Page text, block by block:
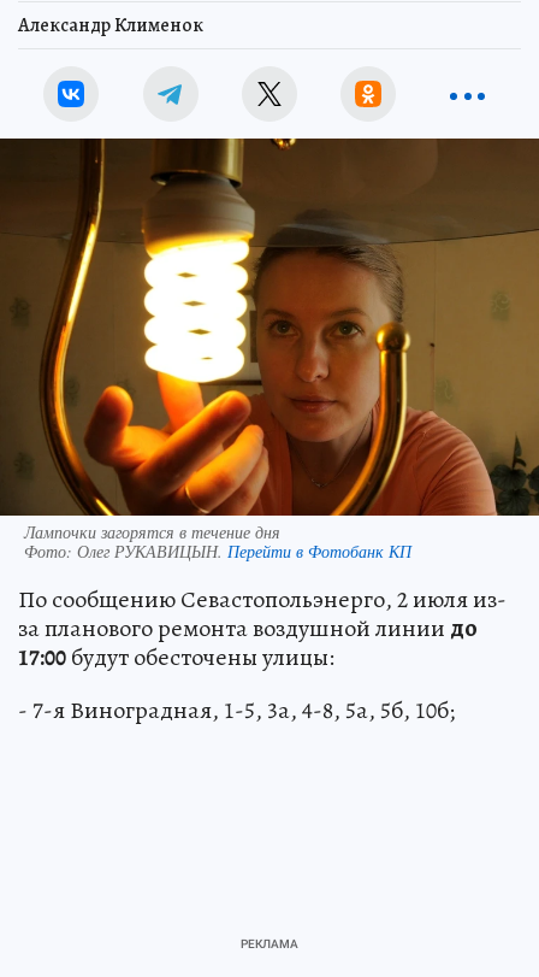
Александр Клименок
Лампочки загорятся в течение дня
Фото: Олег РУКАВИЦЫН. Перейти в Фотобанк КП
По сообщению Севастопольэнерго, 2 июля из-
за планового ремонта воздушной линии до
17:00будут обесточены улицы:
- 7-я Виноградная, 1-5, 3а, 4-8, 5а, 5б, 10б;